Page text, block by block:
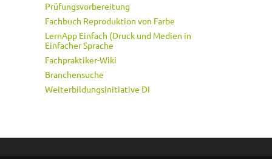
Prüfungsvorbereitung
Fachbuch Reproduktion von Farbe
LernApp Einfach (Druck und Medien in
Einfacher Sprache
Fachpraktiker-Wiki
Branchensuche
Weiterbildungsinitiative DI